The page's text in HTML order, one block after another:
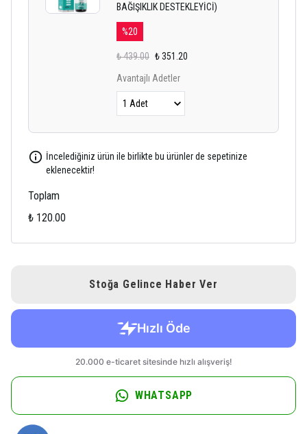
BAĞIŞIKLIK DESTEKLEYİCİ)
%20
₺ 439.00 ₺ 351.20
Avantajlı Adetler
İncelediğiniz ürün ile birlikte bu ürünler de sepetinize
eklenecektir!
Toplam
₺ 120.00
Stoğa Gelince Haber Ver
WHATSAPP